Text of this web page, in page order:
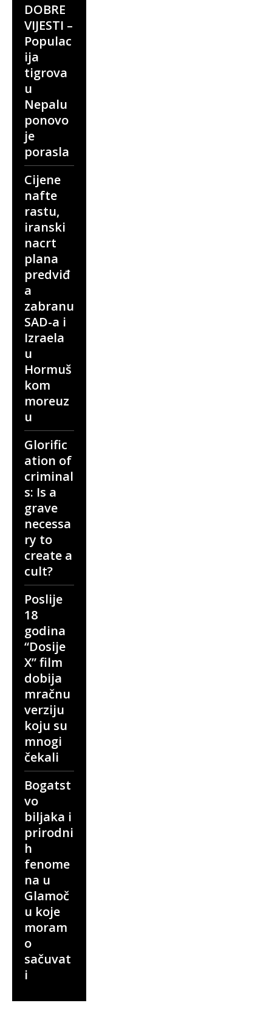
DOBRE
VIJESTI –
Populac
ija
tigrova
u
Nepalu
ponovo
je
porasla
Cijene
nafte
rastu,
iranski
nacrt
plana
predviđ
a
zabranu
SAD-a i
Izraela
u
Hormuš
kom
moreuz
u
Glorific
ation of
criminal
s: Is a
grave
necessa
ry to
create a
cult?
Poslije
18
godina
“Dosije
X” film
dobija
mračnu
verziju
koju su
mnogi
čekali
Bogatst
vo
biljaka i
prirodni
h
fenome
na u
Glamoč
u koje
moram
o
sačuvat
i